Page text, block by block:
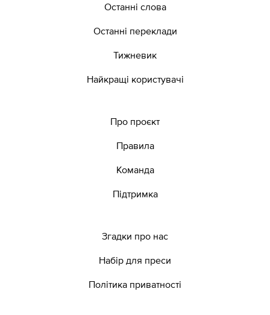
Останні слова
Останні переклади
Тижневик
Найкращі користувачі
Про проєкт
Правила
Команда
Підтримка
Згадки про нас
Набір для преси
Політика приватності